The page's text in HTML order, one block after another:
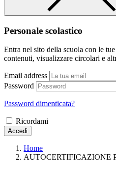
Personale scolastico
Entra nel sito della scuola con le
contenuti, visualizzare circolari e
Email address
Password
Password dimenticata?
Ricordami
Accedi
Home
AUTOCERTIFICAZIONE